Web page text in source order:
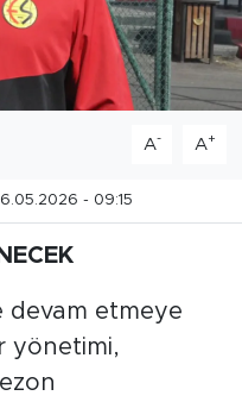
A- A+
- 09:15
devam etmeye
yönetimi,